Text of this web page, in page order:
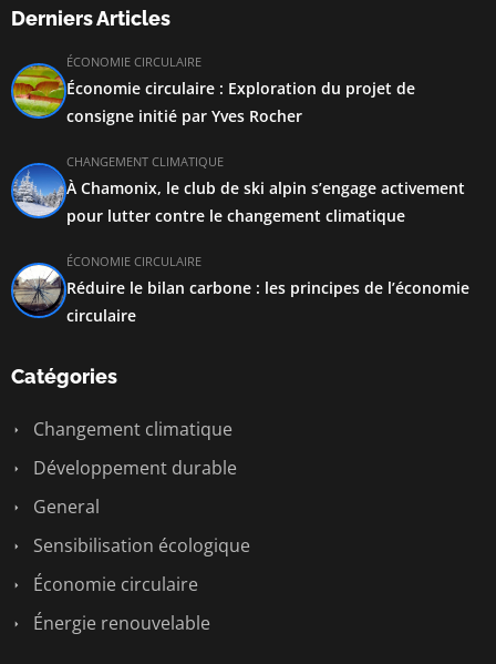
Derniers Articles
ÉCONOMIE CIRCULAIRE
Économie circulaire : Exploration du projet de
consigne initié par Yves Rocher
CHANGEMENT CLIMATIQUE
À Chamonix, le club de ski alpin s’engage activement
pour lutter contre le changement climatique
ÉCONOMIE CIRCULAIRE
Réduire le bilan carbone : les principes de l’économie
circulaire
Catégories
Changement climatique
Développement durable
General
Sensibilisation écologique
Économie circulaire
Énergie renouvelable